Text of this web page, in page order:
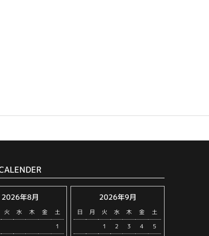
2026年8月
火 水 木 金
土
1
2026年9月
日 月 火 水 木 金
土
1
2 3 4
5